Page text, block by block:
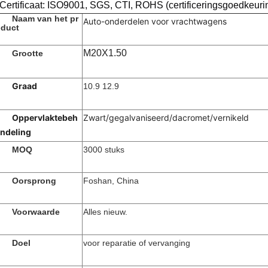
ISO9001, SGS, CTI, ROHS
Naam van het pr Auto-onderdelen voor vrachtwagens
Grootte M20X1.50
Graad 10.9 12.9
Oppervlaktebeh Zwart/gegalvaniseerd/dacromet/vernikeld
MOQ 3000 stuks
Oorsprong Foshan, China
Voorwaarde Alles nieuw.
Doel voor reparatie of vervanging